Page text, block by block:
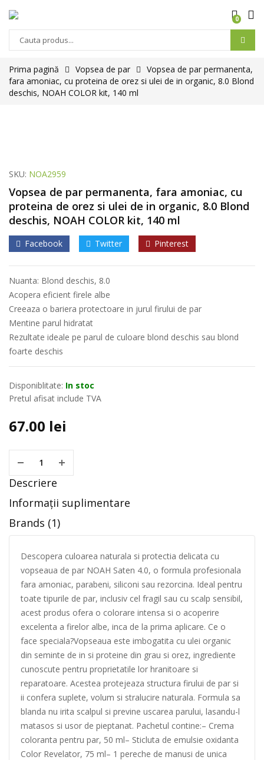
0
Prima pagină Vopsea de par
Vopsea de par permanenta,
fara amoniac, cu proteina de orez si ulei de in organic, 8.0 Blond
deschis, NOAH COLOR kit, 140 ml
SKU: NOA2959
Vopsea de par permanenta, fara amoniac, cu
proteina de orez si ulei de in organic, 8.0 Blond
deschis, NOAH COLOR kit, 140 ml
Facebook Twitter Pinterest
Nuanta: Blond deschis, 8.0
Acopera eficient firele albe
Creeaza o bariera protectoare in jurul firului de par
Mentine parul hidratat
Rezultate ideale pe parul de culoare blond deschis sau blond
foarte deschis
Disponiblitate: In stoc
Pretul afisat include TVA
67.00 lei
Descriere
Informații suplimentare
Brands (1)
Descopera culoarea naturala si protectia delicata cu
vopseaua de par NOAH Saten 4.0, o formula profesionala
fara amoniac, parabeni, siliconi sau rezorcina. Ideal pentru
toate tipurile de par, inclusiv cel fragil sau cu scalp sensibil,
acest produs ofera o colorare intensa si o acoperire
excelenta a firelor albe, inca de la prima aplicare. Ce o
face speciala?Vopseaua este imbogatita cu ulei organic
din seminte de in si proteine din grau si orez, ingrediente
cunoscute pentru proprietatile lor hranitoare si
reparatoare. Acestea protejeaza structura firului de par si
ii confera suplete, volum si stralucire naturala. Formula sa
blanda nu irita scalpul si previne uscarea parului, lasandu-l
matasos si usor de pieptanat. Pachetul contine:– Crema
coloranta pentru par, 50 ml– Sticluta de emulsie oxidanta
Color Revelator, 75 ml– 1 pereche de manusi de unica